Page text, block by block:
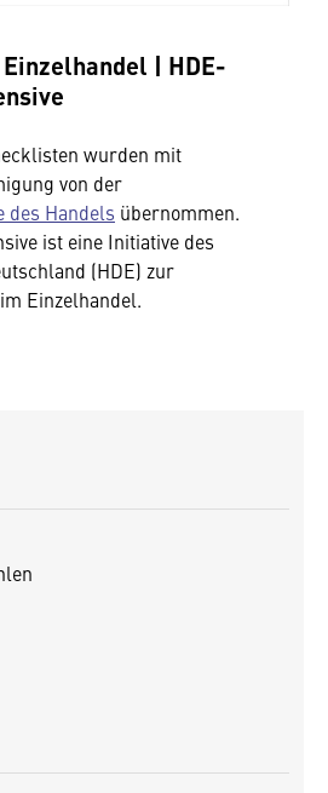
| HDE-
wurden mit
von der
des Handels übernommen.
ist eine Initiative des
(HDE) zur
Einzelhandel.